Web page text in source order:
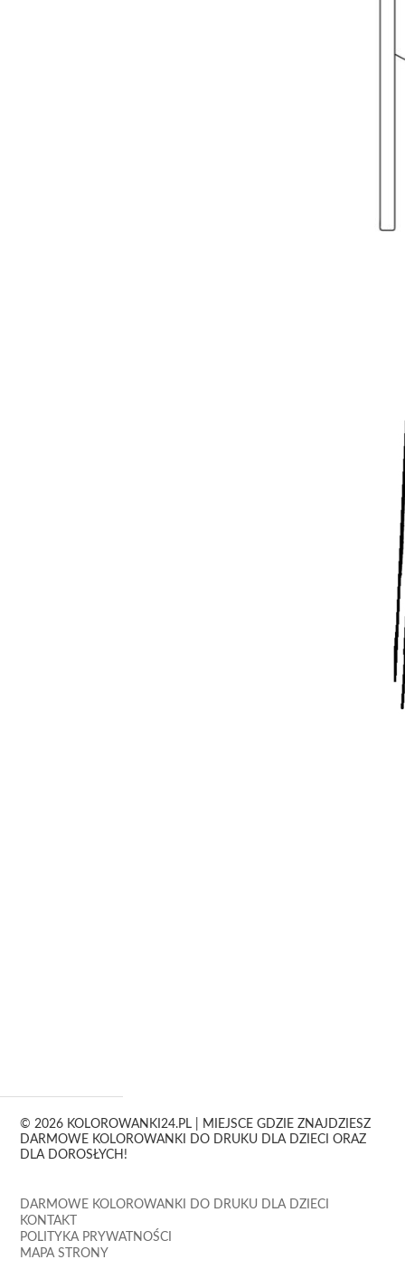
© 2026 KOLOROWANKI24.PL | MIEJSCE GDZIE ZNAJDZIESZ
DARMOWE KOLOROWANKI DO DRUKU DLA DZIECI ORAZ
DLA DOROSŁYCH!
DARMOWE KOLOROWANKI DO DRUKU DLA DZIECI
KONTAKT
POLITYKA PRYWATNOŚCI
MAPA STRONY